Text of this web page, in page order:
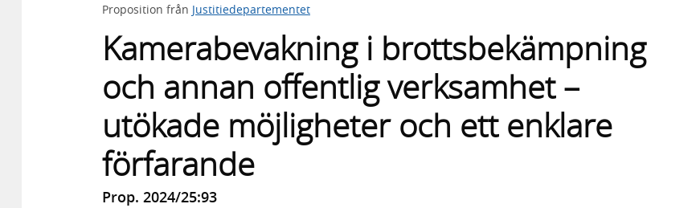
Proposition från Justitiedepartementet
Kamerabevakning i brottsbekämpning
och annan offentlig verksamhet –
utökade möjligheter och ett enklare
förfarande
Prop. 2024/25:93